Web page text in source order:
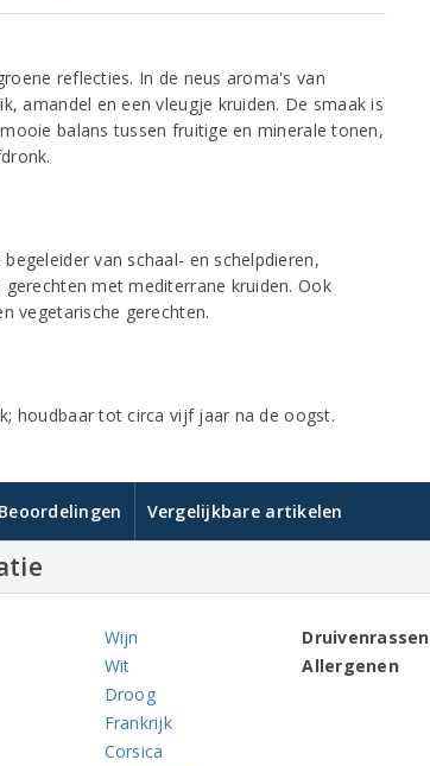
reflecties. In de neus aroma's van
amandel en een vleugje kruiden. De smaak is
balans tussen fruitige en minerale tonen,
van schaal- en schelpdieren,
gerechten met mediterrane kruiden. Ook
vegetarische gerechten.
houdbaar tot circa vijf jaar na de oogst.
Beoordelingen Vergelijkbare artikelen
Wijn
Wit
Droog
Frankrijk
Corsica
Druivenrassen
Allergenen